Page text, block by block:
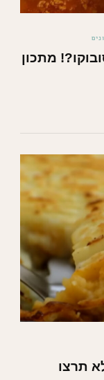
מתכון
תרצו